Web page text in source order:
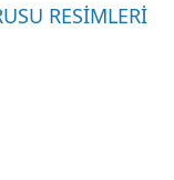
RESİMLERİ